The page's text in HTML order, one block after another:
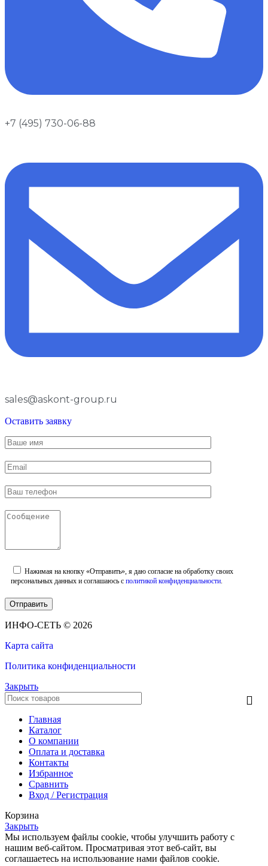
+7 (495) 730-06-88
sales@askont-group.ru
Оставить заявку
Нажимая на кнопку «Отправить», я даю согласие на обработку своих
персональных данных и соглашаюсь с политикой конфиденциальности
ИНФО-СЕТЬ © 2026
Карта сайта
Политика конфиденциальности
Закрыть
Главная
Каталог
О компании
Оплата и доставка
Контакты
Избранное
Сравнить
Вход / Регистрация
Корзина
Закрыть
Мы используем файлы cookie, чтобы улучшить работу с
нашим веб-сайтом. Просматривая этот веб-сайт, вы
соглашаетесь на использование нами файлов cookie.